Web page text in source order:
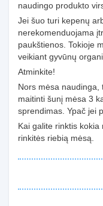
naudingo produkto
Jei šuo turi kepenų
nerekomenduojama
paukštienos. Tokioje
veikiant gyvūnų
Atminkite!
Nors mėsa naudinga,
maitinti šunį mėsa 3
sprendimas. Ypač jei
Kai galite rinktis
rinkitės riebią mėsą.